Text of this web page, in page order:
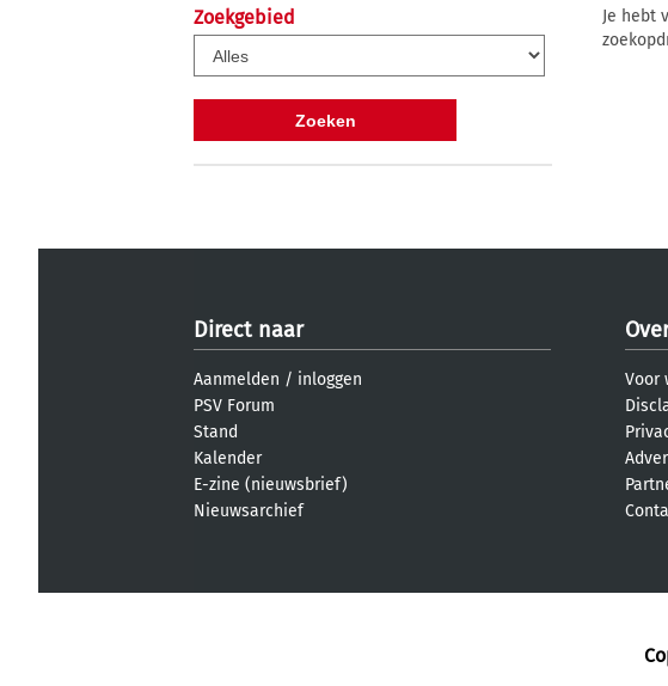
Zoekgebied
Je hebt
Direct naar
Aanmelden / inloggen
PSV Forum
Stand
Kalender
E-zine (nieuwsbrief)
Nieuwsarchief
Voor